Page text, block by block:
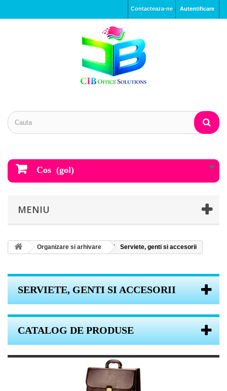
Autentificare
Contacteaza-ne
Cos (gol)
MENIU
Organizare si arhivare Serviete, genti si accesorii
SERVIETE, GENTI SI ACCESORII
CATALOG DE PRODUSE